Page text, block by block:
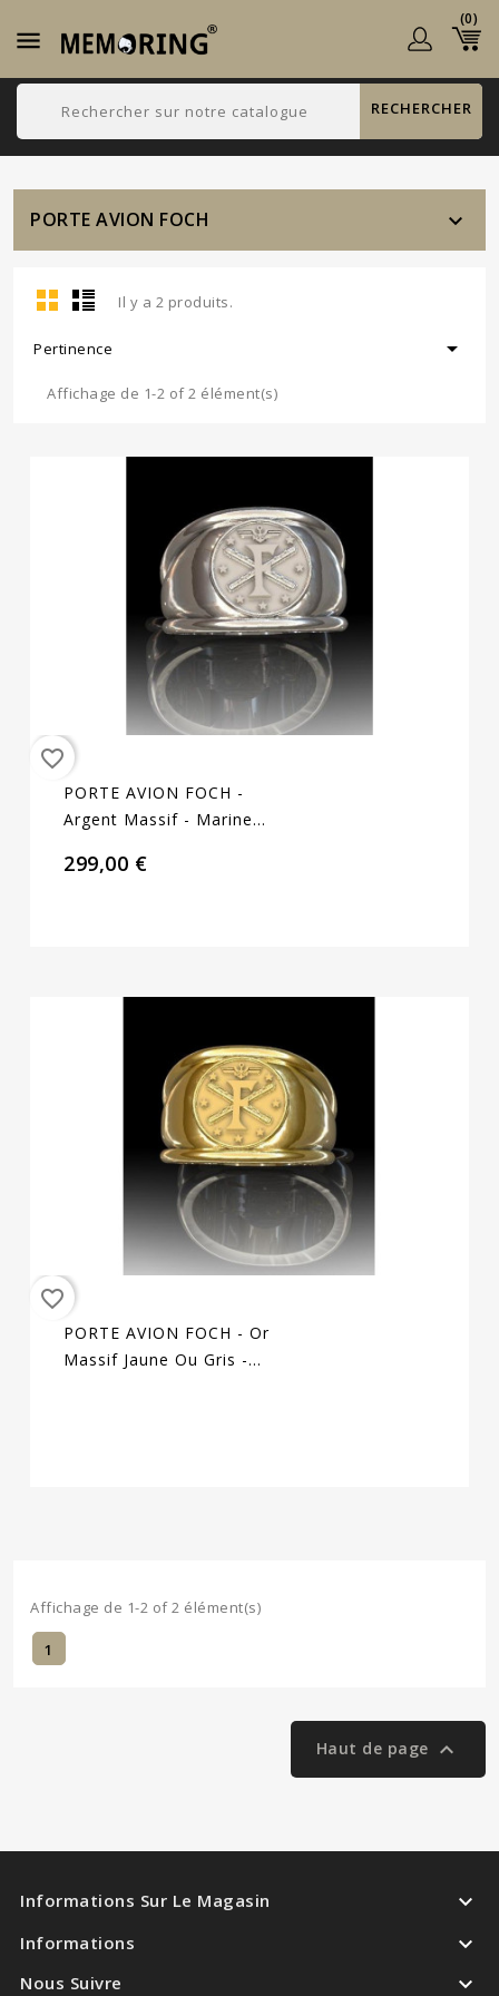

(0)
RECHERCHER
PORTE AVION FOCH 
Il y a 2 produits.
Pertinence 
Affichage de 1-2 of 2 élément(s)
favorite_border
PORTE AVION FOCH -
Argent Massif - Marine
299,00 €
favorite_border
PORTE AVION FOCH - Or
Massif Jaune Ou Gris -
Affichage de 1-2 of 2 élément(s)
1
Haut de page 
Informations Sur Le Magasin 
Informations 
Nous Suivre 